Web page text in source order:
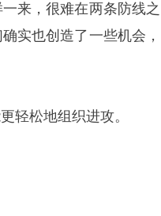
来，很难在两条防线之
实也创造了一些机会，
轻松地组织进攻。